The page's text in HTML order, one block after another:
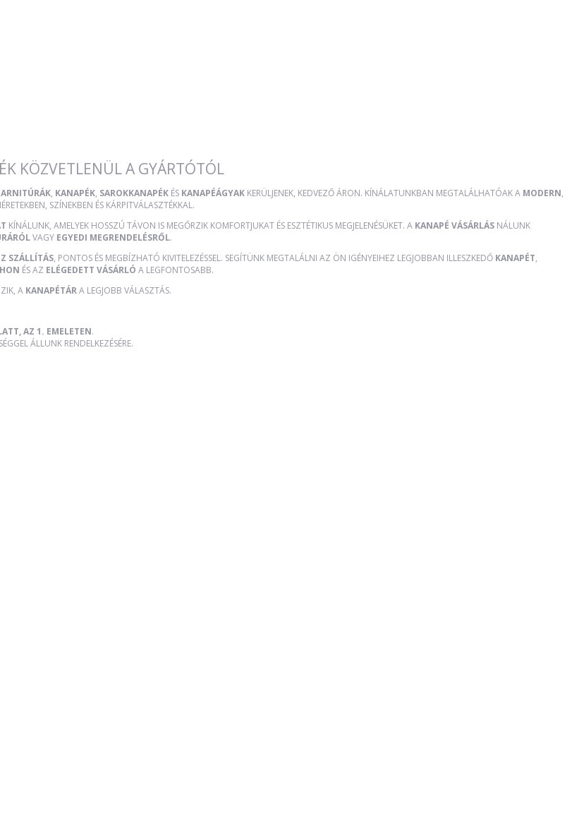
KÖZVETLENÜL A GYÁRTÓTÓL
, KANAPÉK, SAROKKANAPÉK ÉS KANAPÉÁGYAK KERÜLJENEK, KEDVEZŐ ÁRON. KÍNÁLATUNKBAN MEGTALÁLHATÓAK A MODERN,
SZÍNEKBEN ÉS KÁRPITVÁLASZTÉKKAL.
KÍNÁLUNK, AMELYEK HOSSZÚ TÁVON IS MEGŐRZIK KOMFORTJUKAT ÉS ESZTÉTIKUS MEGJELENÉSÜKET. A KANAPÉ VÁSÁRLÁS NÁLUNK
VAGY EGYEDI MEGRENDELÉSRŐL.
SZÁLLÍTÁS, PONTOS ÉS MEGBÍZHATÓ KIVITELEZÉSSEL. SEGÍTÜNK MEGTALÁLNI AZ ÖN IGÉNYEIHEZ LEGJOBBAN ILLESZKEDŐ KANAPÉT,
ÉS AZ ELÉGEDETT VÁSÁRLÓ A LEGFONTOSABB.
A KANAPÉTÁRA LEGJOBB VÁLASZTÁS.
AZ 1. EMELETEN.
ÁLLUNK RENDELKEZÉSÉRE.